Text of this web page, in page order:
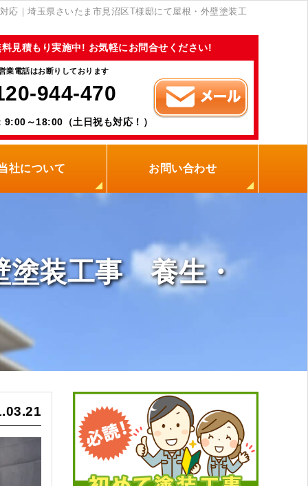
応｜埼玉県さいたま市見沼区T様邸にて屋根・外壁塗装工
料見積もり実施中! お気軽にお問合せください!
業電話はお断りしております
944-470
9:00～18:00（土日祝も対応！）
社について お問い合わせ
塗装工事 養生・